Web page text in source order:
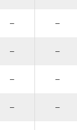
– –
– –
– –
– –